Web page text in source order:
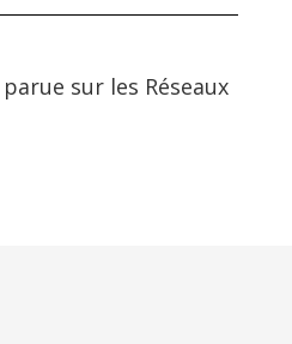
sur les Réseaux